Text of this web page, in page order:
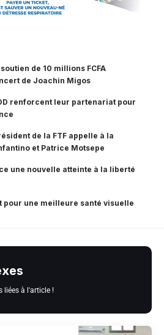
de 10 millions FCFA
de Joachin Migos
renforcent leur partenariat pour
de la FTF appelle à la
et Patrice Motsepe
une nouvelle atteinte à la liberté
pour une meilleure santé visuelle
liées à l'article !